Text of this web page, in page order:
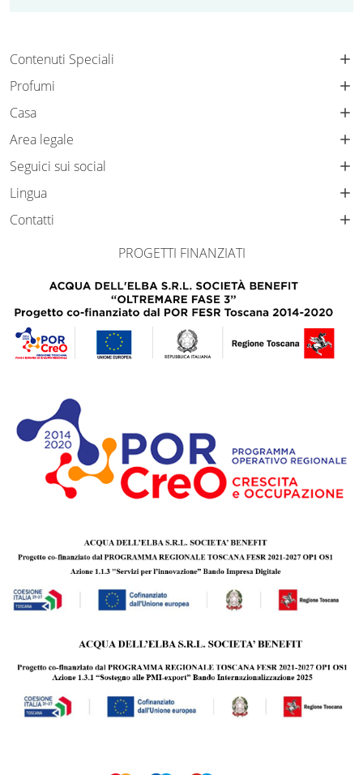
Contenuti Speciali
Profumi
Casa
Area legale
Seguici sui social
Lingua
Contatti
PROGETTI FINANZIATI